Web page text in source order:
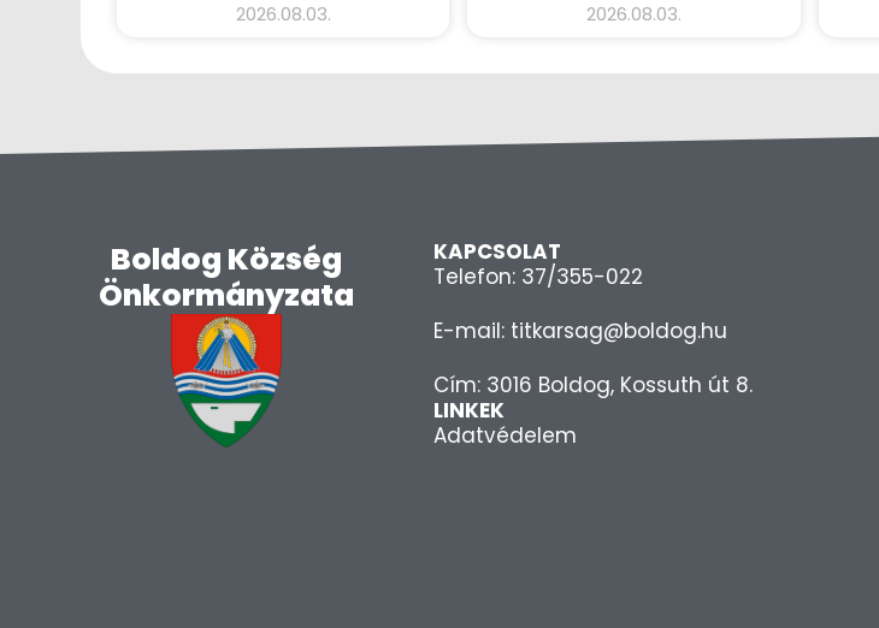
2026.08.03. 2026.08.03.
Boldog Község
Önkormányzata
KAPCSOLAT
Telefon: 37/355-022
E-mail: titkarsag@boldog.hu
Cím: 3016 Boldog, Kossuth út 8.
LINKEK
Adatvédelem